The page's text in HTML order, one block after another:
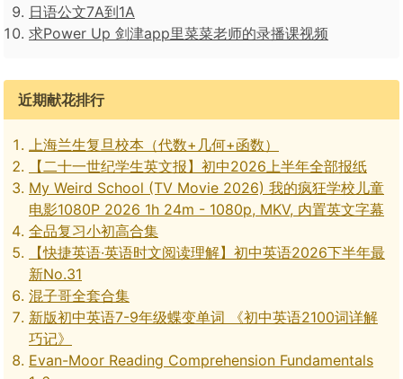
日语公文7A到1A
求Power Up 剑津app里菜菜老师的录播课视频
近期献花排行
上海兰生复旦校本（代数+几何+函数）
【二十一世纪学生英文报】初中2026上半年全部报纸
My Weird School (TV Movie 2026) 我的疯狂学校儿童
电影1080P 2026 1h 24m - 1080p, MKV, 内置英文字幕
全品复习小初高合集
【快捷英语·英语时文阅读理解】初中英语2026下半年最
新No.31
混子哥全套合集
新版初中英语7-9年级蝶变单词 《初中英语2100词详解
巧记》
Evan-Moor Reading Comprehension Fundamentals